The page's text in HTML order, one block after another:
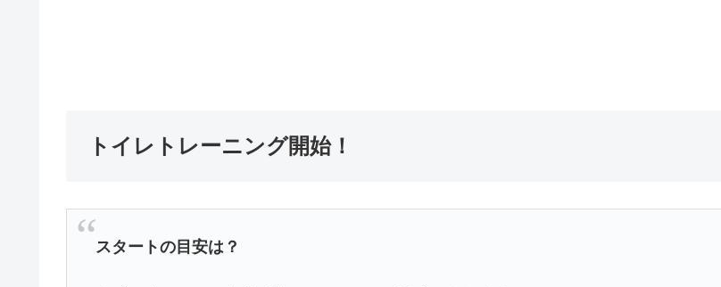
トイレトレーニング開始！
スタートの目安は？